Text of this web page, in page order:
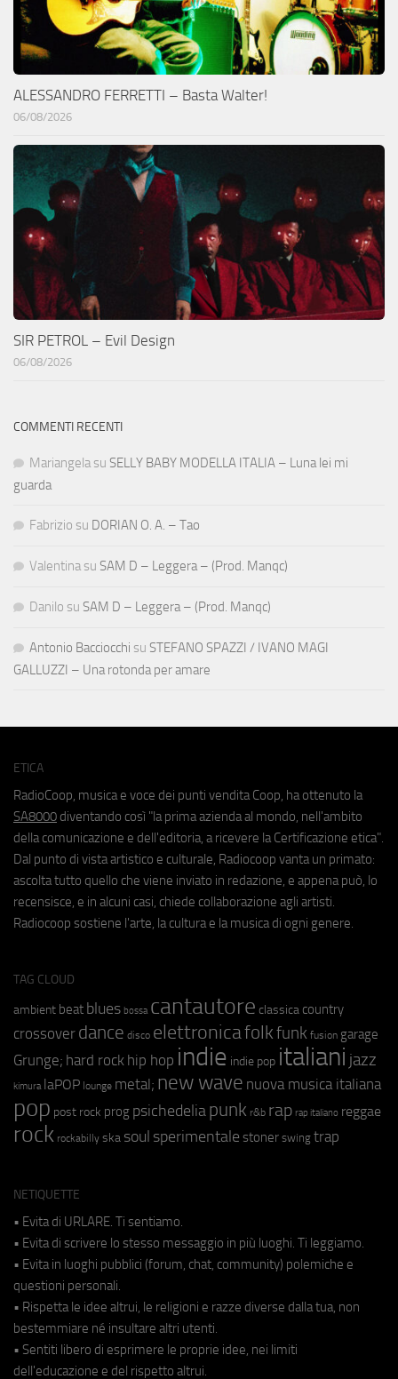
ALESSANDRO FERRETTI – Basta Walter!
06/08/2026
SIR PETROL – Evil Design
06/08/2026
COMMENTI RECENTI
Mariangela su SELLY BABY MODELLA ITALIA – Luna lei mi
guarda
Fabrizio su DORIAN O. A. – Tao
Valentina su SAM D – Leggera – (Prod. Manqc)
Danilo su SAM D – Leggera – (Prod. Manqc)
Antonio Bacciocchi su STEFANO SPAZZI / IVANO MAGI
GALLUZZI – Una rotonda per amare
ETICA
RadioCoop, musica e voce dei punti vendita Coop, ha ottenuto la
SA8000 diventando così "la prima azienda al mondo, nell'ambito
della comunicazione e dell'editoria, a ricevere la Certificazione etica".
Dal punto di vista artistico e culturale, Radiocoop vanta un primato:
ascolta tutto quello che viene inviato in redazione, e appena può, lo
recensisce, e in alcuni casi, chiede collaborazione agli artisti.
Radiocoop sostiene l'arte, la cultura e la musica di ogni genere.
TAG CLOUD
ambient beat blues bossa cantautore classica country
crossover dance disco elettronicafolkfunk fusion garage
Grunge; hard rock hip hop indie indie pop italiani jazz
kimura laPOP lounge metal; new wave nuova musica italiana
pop post rock prog psichedeliapunk r&b rap rap italiano reggae
rock rockabilly ska soul sperimentale stoner swing trap
NETIQUETTE
• Evita di URLARE. Ti sentiamo.
• Evita di scrivere lo stesso messaggio in più luoghi. Ti leggiamo.
• Evita in luoghi pubblici (forum, chat, community) polemiche e
questioni personali.
• Rispetta le idee altrui, le religioni e razze diverse dalla tua, non
bestemmiare né insultare altri utenti.
• Sentiti libero di esprimere le proprie idee, nei limiti
dell'educazione e del rispetto altrui.